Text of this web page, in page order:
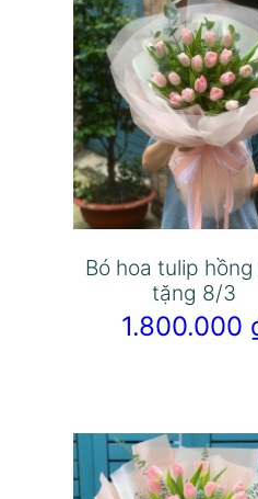
Bó hoa tulip
tặng 8/3
1.800.000